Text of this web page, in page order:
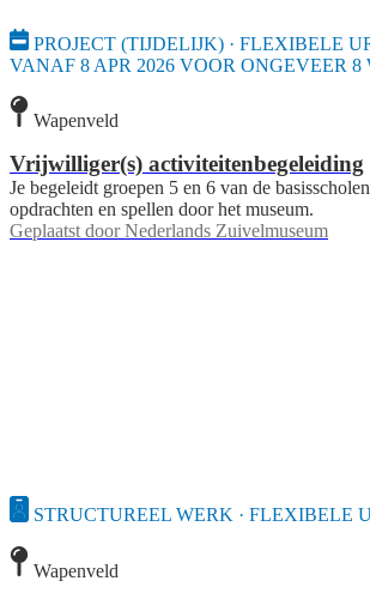
PROJECT (TIJDELIJK) · FLEXIBELE
VANAF 8 APR 2026 VOOR ONGEVEER 8
Wapenveld
Vrijwilliger(s) activiteitenbegeleiding
Je begeleidt groepen 5 en 6 van de
opdrachten en spellen door het museum.
Geplaatst door Nederlands Zuivelmuseum
STRUCTUREEL WERK · FLEXIBELE
Wapenveld